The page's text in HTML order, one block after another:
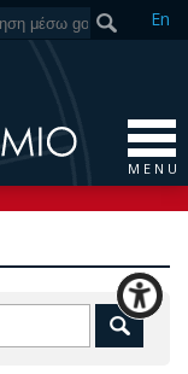
En
M E N U